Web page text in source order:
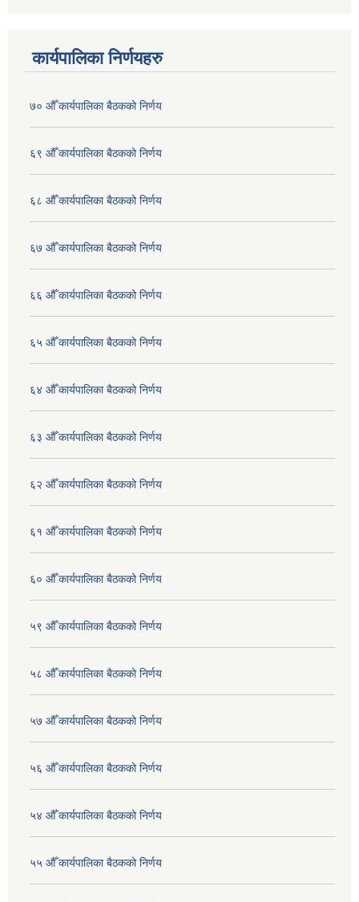
कार्यपालिका निर्णयहरु
७० औँ कार्यपालिका बैठकको निर्णय
६९ औँ कार्यपालिका बैठकको निर्णय
६८ औँ कार्यपालिका बैठकको निर्णय
६७ औँ कार्यपालिका बैठकको निर्णय
६६ औँ कार्यपालिका बैठकको निर्णय
६५ औँ कार्यपालिका बैठकको निर्णय
६४ औँ कार्यपालिका बैठकको निर्णय
६३ औँ कार्यपालिका बैठकको निर्णय
६२ औँ कार्यपालिका बैठकको निर्णय
६१ औँ कार्यपालिका बैठकको निर्णय
६० औँ कार्यपालिका बैठकको निर्णय
५९ औँ कार्यपालिका बैठकको निर्णय
५८ औँ कार्यपालिका बैठकको निर्णय
५७ औँ कार्यपालिका बैठकको निर्णय
५६ औँ कार्यपालिका बैठकको निर्णय
५४ औँ कार्यपालिका बैठकको निर्णय
५५ औँ कार्यपालिका बैठकको निर्णय